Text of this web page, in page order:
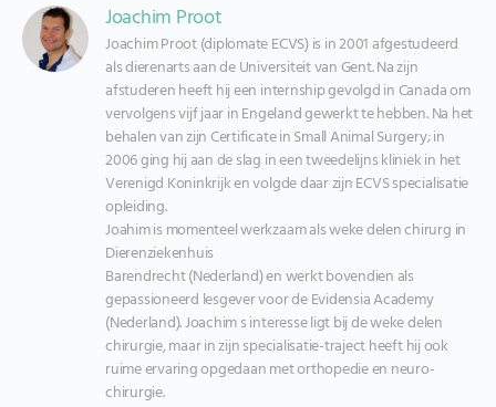
Joachim Proot
Joachim Proot (diplomate ECVS) is in 2001 afgestudeerd
als dierenarts aan de Universiteit van Gent. Na zijn
afstuderen heeft hij een internship gevolgd in Canada om
vervolgens vijf jaar in Engeland gewerkt te hebben. Na het
behalen van zijn Certificate in Small Animal Surgery; in
2006 ging hij aan de slag in een tweedelijns kliniek in het
Verenigd Koninkrijk en volgde daar zijn ECVS specialisatie
opleiding.
Joahim is momenteel werkzaam als weke delen chirurg in
Dierenziekenhuis
Barendrecht (Nederland) en werkt bovendien als
gepassioneerd lesgever voor de Evidensia Academy
(Nederland). Joachim s interesse ligt bij de weke delen
chirurgie, maar in zijn specialisatie-traject heeft hij ook
ruime ervaring opgedaan met orthopedie en neuro-
chirurgie.